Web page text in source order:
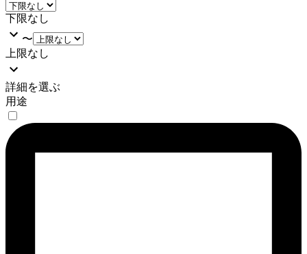
下限なし
〜
上限なし
詳細を選ぶ
用途